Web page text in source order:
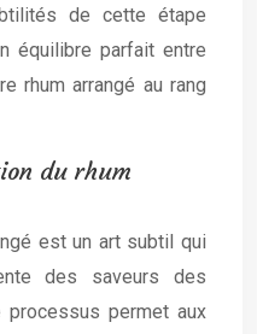
de cette étape
équilibre parfait entre
rhum arrangé au rang
du rhum
est un art subtil qui
des saveurs des
processus permet aux